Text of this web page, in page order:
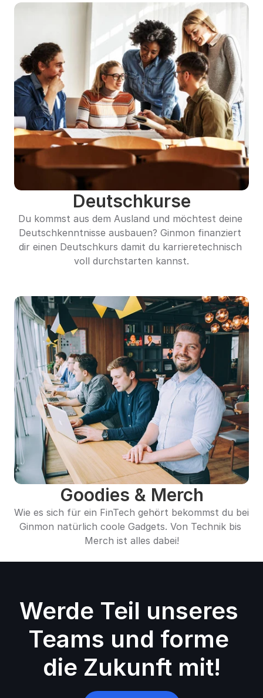
Deutschkurse
Du kommst aus dem Ausland und möchtest deine
Deutschkenntnisse ausbauen? Ginmon finanziert
dir einen Deutschkurs damit du karrieretechnisch
voll durchstarten kannst.
Goodies & Merch
Wie es sich für ein FinTech gehört bekommst du bei
Ginmon natürlich coole Gadgets. Von Technik bis
Merch ist alles dabei!
Werde Teil unseres
Teams und forme
die Zukunft mit!